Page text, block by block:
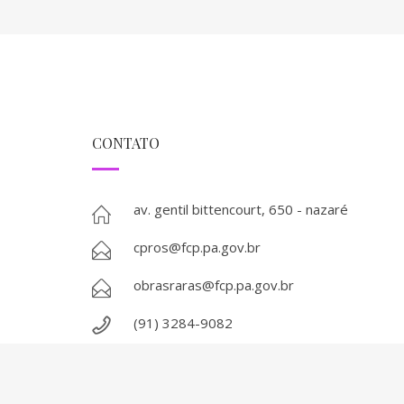
CONTATO
av. gentil bittencourt, 650 - nazaré
cpros@fcp.pa.gov.br
obrasraras@fcp.pa.gov.br
(91) 3284-9082